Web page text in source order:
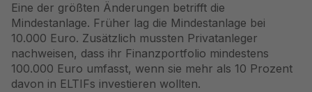
Eine der größten Änderungen betrifft die
Mindestanlage. Früher lag die Mindestanlage bei
10.000 Euro. Zusätzlich mussten Privatanleger
nachweisen, dass ihr Finanzportfolio mindestens
100.000 Euro umfasst, wenn sie mehr als 10 Prozent
davon in ELTIFs investieren wollten.